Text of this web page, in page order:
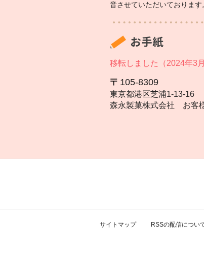
音させていただいております
お手紙
移転しました（2024年3月
105‐8309
東京都港区芝浦1‐13‐16
森永製菓株式会社 お客
サイトマップ RSSの配信につい